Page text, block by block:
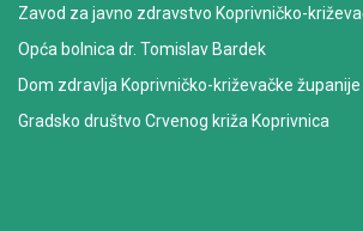
Zavod za javno zdravstvo Koprivničko-
Opća bolnica dr. Tomislav Bardek
Dom zdravlja Koprivničko-križevačke županije
Gradsko društvo Crvenog križa Koprivnica